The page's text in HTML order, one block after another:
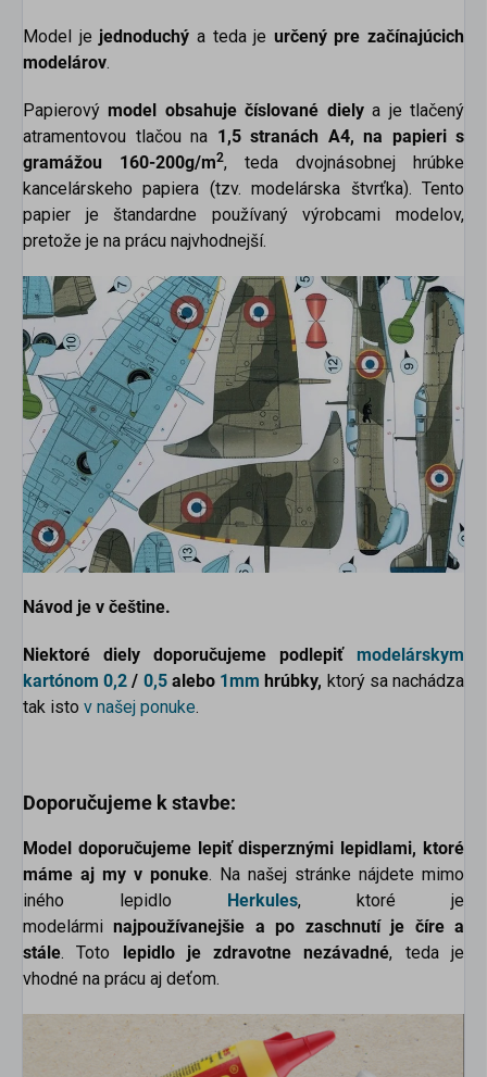
Model je jednoduchý a teda je určený pre začínajúcich
modelárov.
Papierový model obsahuje číslované dielya je tlačený
atramentovou tlačou na 1,5 stranách A4, na papieri s
gramážou 160-200g/m2, teda dvojnásobnej hrúbke
kancelárskeho papiera (tzv. modelárska štvrťka). Tento
papier je štandardne používaný výrobcami modelov,
pretože je na prácu najvhodnejší.
Návod je v češtine.
Niektoré diely doporučujeme podlepiť modelárskym
kartónom 0,2 / 0,5alebo 1mm hrúbky, ktorý sa nachádza
tak isto v našej ponuke.
Doporučujeme k stavbe:
Model doporučujeme lepiť disperznými lepidlami, ktoré
máme aj my v ponuke. Na našej stránke nájdete mimo
iného lepidlo
Herkules, ktoré je
modelárminajpoužívanejšie a po zaschnutí je číre a
stále. Toto lepidlo je zdravotne nezávadné, teda je
vhodné na prácu aj deťom.